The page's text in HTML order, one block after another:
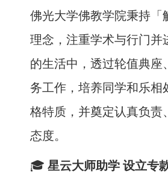
佛光大学佛教学院秉持「
理念，注重学术与行门并
的生活中，透过轮值典座
务工作，培养同学和乐相
格特质，并奠定认真负责
态度。
🎓 星云大师助学 设立专